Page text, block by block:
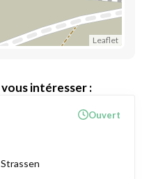
Leaflet
intéresser :
Ouvert